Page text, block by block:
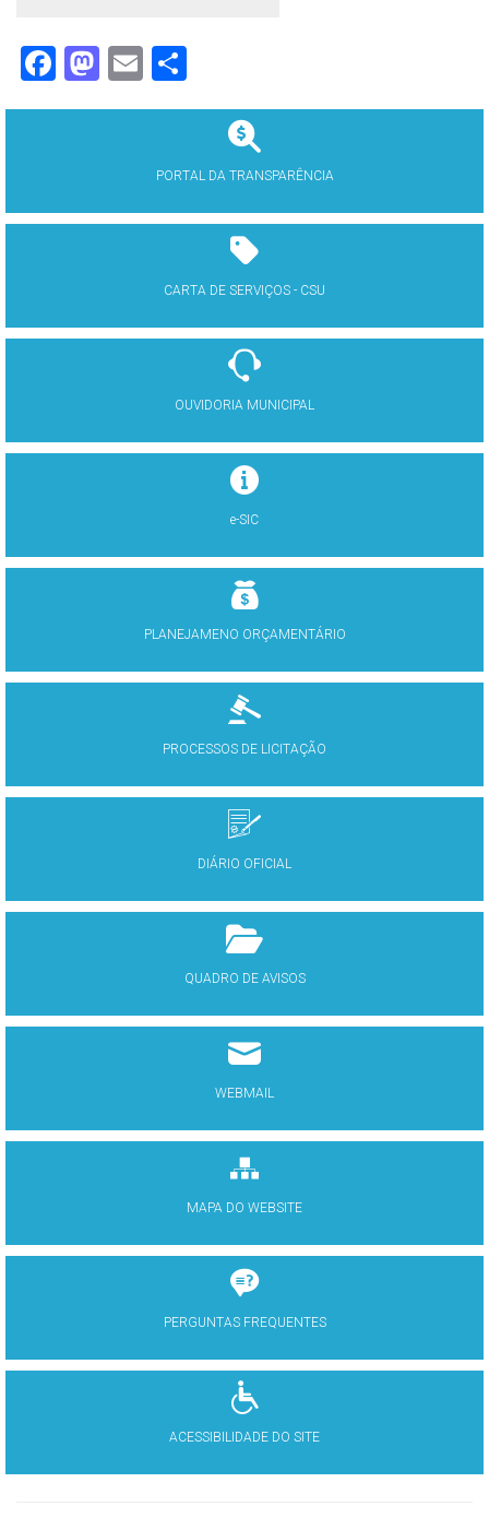
Facebook
Mastodon
Email
PORTAL DA TRANSPARÊNCIA
CARTA DE SERVIÇOS - CSU
OUVIDORIA MUNICIPAL
e-SIC
PLANEJAMENO ORÇAMENTÁRIO
PROCESSOS DE LICITAÇÃO
DIÁRIO OFICIAL
QUADRO DE AVISOS
WEBMAIL
MAPA DO WEBSITE
PERGUNTAS FREQUENTES
ACESSIBILIDADE DO SITE